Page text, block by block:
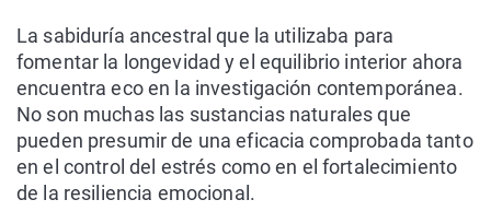
La sabiduría ancestral que la utilizaba para
fomentar la longevidad y el equilibrio interior ahora
encuentra eco en la investigación contemporánea.
No son muchas las sustancias naturales que
pueden presumir de una eficacia comprobada tanto
en el control del estrés como en el fortalecimiento
de la resiliencia emocional.